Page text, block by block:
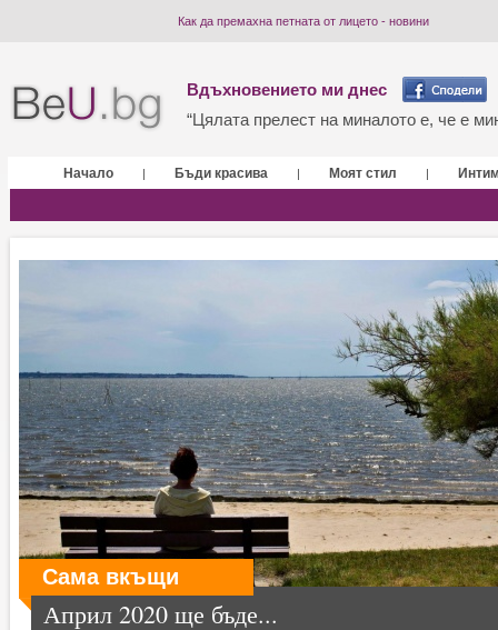
Как да премахна петната от лицето - новини
Вдъхновението ми днес
“Цялата прелест на миналото е, че е
Начало | Бъди красива | Моят стил |
Сама вкъщи
Април 2020 ще бъде...